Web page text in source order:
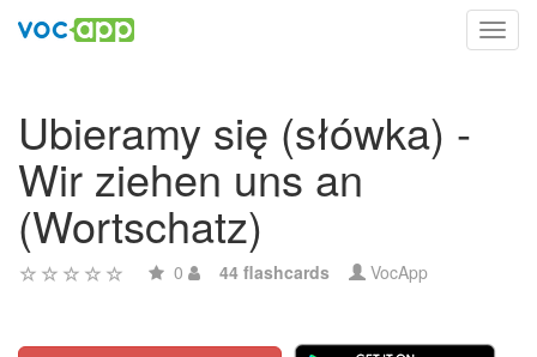
Ubieramy się (słówka) -
Wir ziehen uns an
(Wortschatz)
0 44 flashcards VocApp